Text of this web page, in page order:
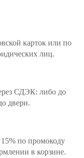
карток или по
лиц.
СДЭК: либо до
двери.
по промокоду
в корзине.